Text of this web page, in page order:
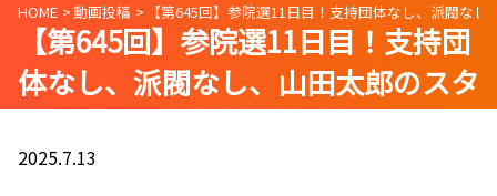
HOME 動画投稿 【第645回】参院選11日目！支持団体なし、派閥な
【第645回】参院選11日目！支持団
体なし、派閥なし、山田太郎のスタ
ンス
2025.7.13